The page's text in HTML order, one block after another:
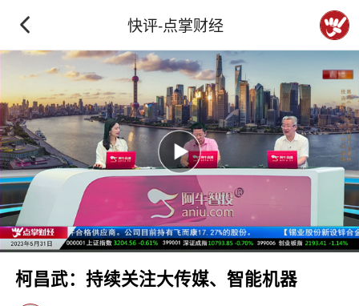
快评-点掌财经
柯昌武：持续关注大传媒、智能机器